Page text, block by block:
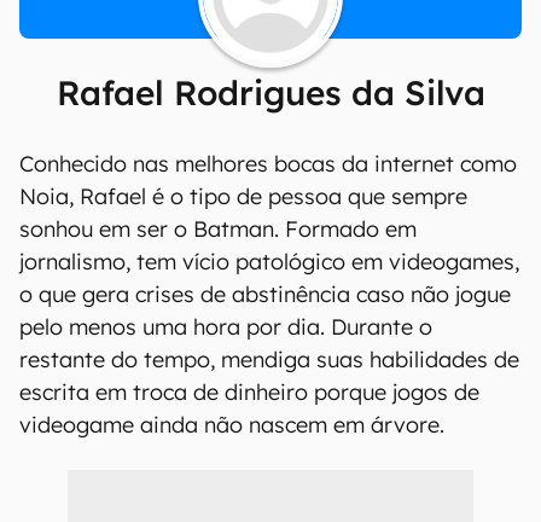
Rafael Rodrigues da Silva
Conhecido nas melhores bocas da internet como
Noia, Rafael é o tipo de pessoa que sempre
sonhou em ser o Batman. Formado em
jornalismo, tem vício patológico em videogames,
o que gera crises de abstinência caso não jogue
pelo menos uma hora por dia. Durante o
restante do tempo, mendiga suas habilidades de
escrita em troca de dinheiro porque jogos de
videogame ainda não nascem em árvore.